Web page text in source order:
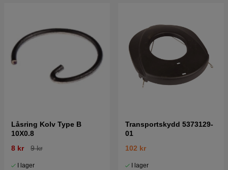
Låsring Kolv Type B
10X0.8
8 kr
9 kr
I lager
Transportskydd 5373129-
01
102 kr
I lager